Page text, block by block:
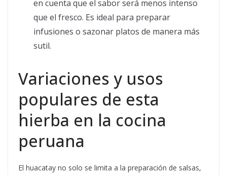
en cuenta que el sabor será menos intenso
que el fresco. Es ideal para preparar
infusiones o sazonar platos de manera más
sutil.
Variaciones y usos
populares de esta
hierba en la cocina
peruana
El huacatay no solo se limita a la preparación de salsas,